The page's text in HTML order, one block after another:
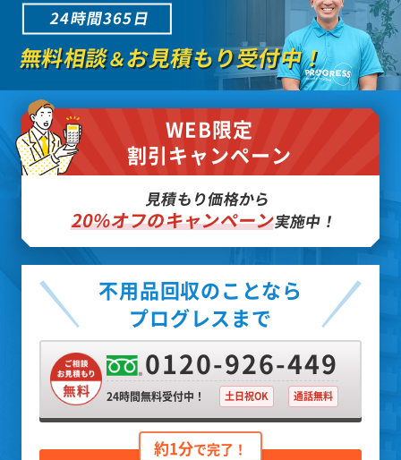
24時間365日
無料相談＆お見積もり受付中！
WEB限定
割引キャンペーン
見積もり価格から
20%オフのキャンペーン実施中！
不用品回収のことなら
プログレスまで
0120-926-449
24時間無料受付中！ 土日祝OK 通話無料
約1分で完了！